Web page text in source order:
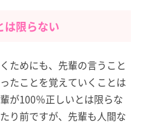
は限らない
ためにも、先輩の言うこと
たことを覚えていくことは
が100％正しいとは限らな
り前ですが、先輩も人間な